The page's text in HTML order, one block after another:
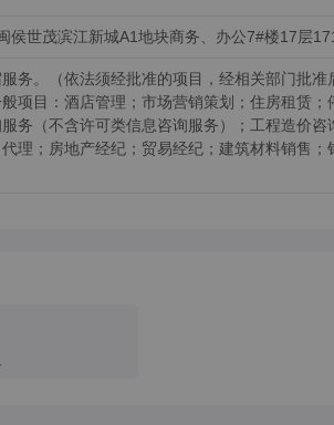
侯世茂滨江新城A1地块商务、办公7#楼17层
务。（依法须经批准的项目，经相关部门批
项目：酒店管理；市场营销策划；住房租赁
务（不含许可类信息咨询服务）；工程造价咨
理；房地产经纪；贸易经纪；建筑材料销售